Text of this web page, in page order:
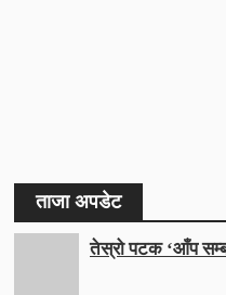
ताजा अपडेट
तेस्रो पटक ‘आँप